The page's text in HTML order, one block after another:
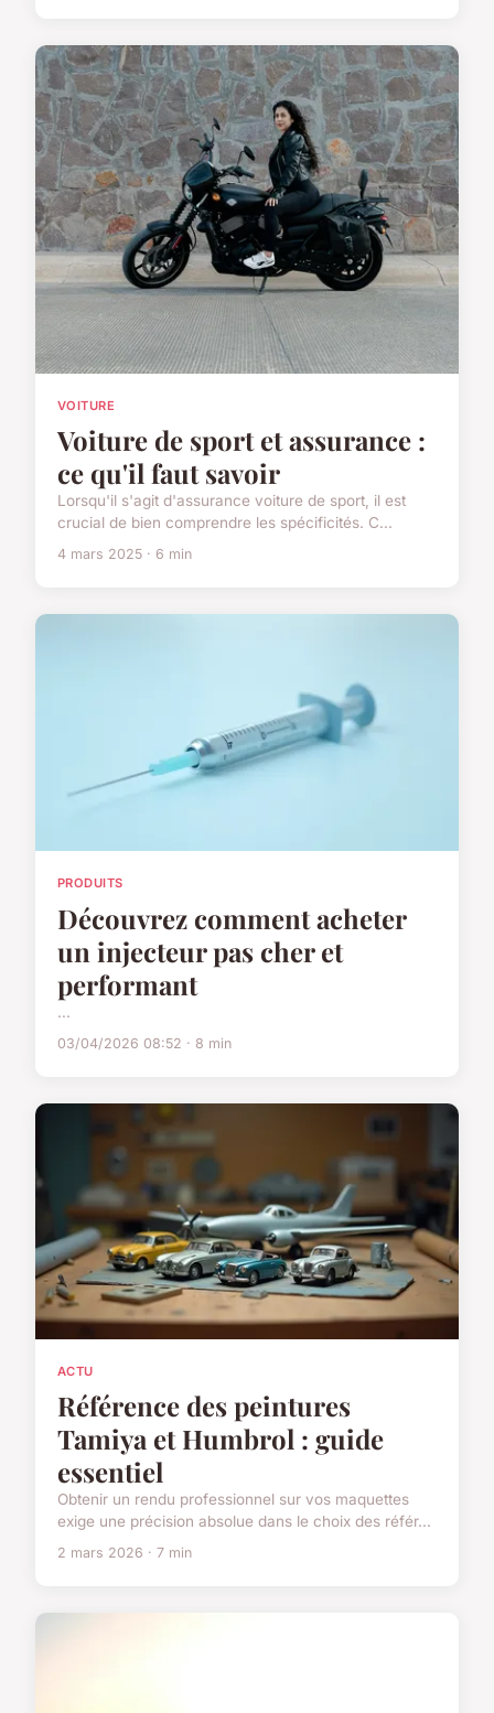
VOITURE
Voiture de sport et assurance :
ce qu'il faut savoir
Lorsqu'il s'agit d'assurance voiture de sport, il est
crucial de bien comprendre les spécificités. C...
4 mars 2025 · 6 min
PRODUITS
Découvrez comment acheter
un injecteur pas cher et
performant
...
03/04/2026 08:52 · 8 min
ACTU
Référence des peintures
Tamiya et Humbrol : guide
essentiel
Obtenir un rendu professionnel sur vos maquettes
exige une précision absolue dans le choix des référ...
2 mars 2026 · 7 min